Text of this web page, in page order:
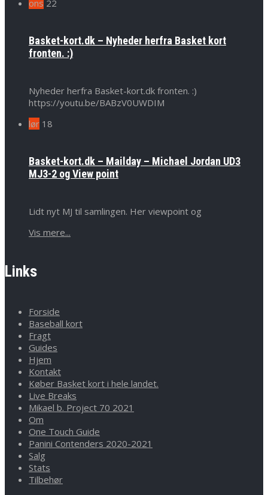
ons 22
Basket-kort.dk – Nyheder herfra Basket kort
fronten. :)
Nyheder herfra Basket-kort.dk fronten. :)
https://youtu.be/BABzV0UWDIM
lør 18
Basket-kort.dk – Mailday – Michael Jordan UD3
MJ3-2 og View point
Lidt nyt MJ til samlingen. Her viewpoint og
Vis mere...
Links
Forside
Baseball kort
Fragt
Guides
Hjem
Kontakt
Køber Basket kort i hele landet.
Live Breaks
Mikael b. Project 70 2021
Om
One Touch Guide
Panini Contenders 2020-2021
Salg
Stats
Tilbehør